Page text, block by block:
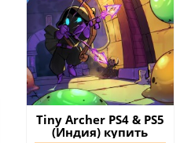
Tiny Archer PS4 & PS5
(Индия) купить